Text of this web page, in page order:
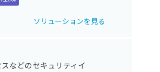
ソリューションを見る
などのセキュリティイ